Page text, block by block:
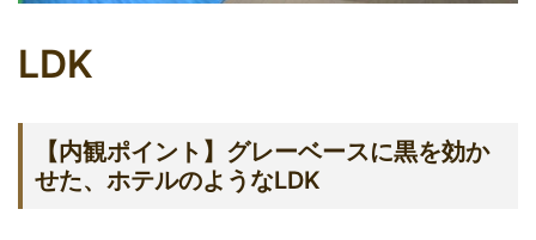
LDK
【内観ポイント】グレーベースに黒を効か
せた、ホテルのようなLDK